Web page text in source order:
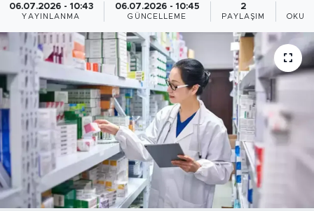
06.07.2026 - 10:43
YAYINLANMA
06.07.2026 - 10:45
GÜNCELLEME
2
PAYLAŞIM
Magazin
Özel Haber
Politika
Resmi İlanlar
Sağlık
Spor